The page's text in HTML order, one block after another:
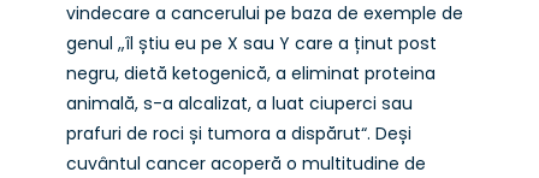
vindecare a cancerului pe baza de exemple de
genul „îl știu eu pe X sau Y care a ținut post
negru, dietă ketogenică, a eliminat proteina
animală, s-a alcalizat, a luat ciuperci sau
prafuri de roci și tumora a dispărut“. Deși
cuvântul cancer acoperă o multitudine de